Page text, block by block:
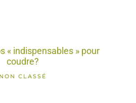
« indispensables » pour
coudre?
NON CLASSÉ